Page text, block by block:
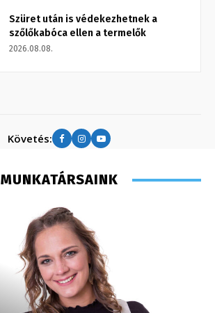
Szüret után is védekezhetnek a
szőlőkabóca ellen a termelők
2026.08.08.
Követés:
MUNKATÁRSAINK